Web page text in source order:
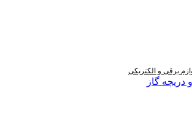
برقی و الکتریکی
دریچه گاز